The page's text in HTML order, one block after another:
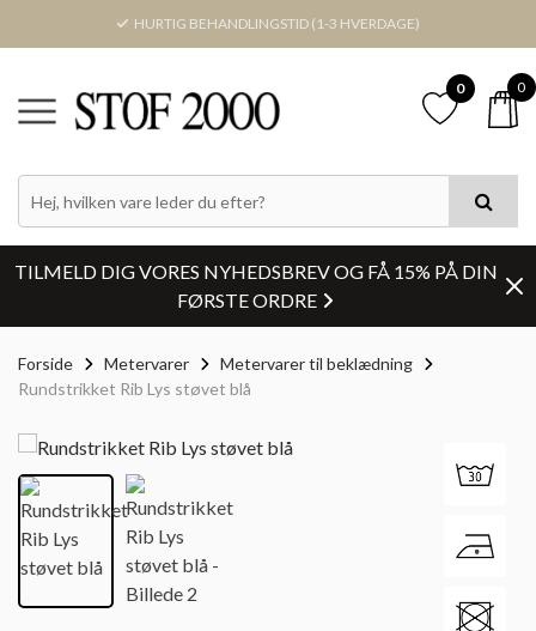
HURTIG BEHANDLINGSTID (1-3 HVERDAGE)
0 0
TILMELD DIG VORES NYHEDSBREV OG FÅ 15% PÅ DIN
FØRSTE ORDRE
Forside Metervarer
Metervarer til beklædning
Rundstrikket Rib Lys støvet blå